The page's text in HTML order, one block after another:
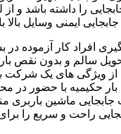
را داشته باشد و از
ایمنی وسایل بالا
افراد کار آزموده در
سالم و بدون نقص
از ویژگی های یک شرکت
حکیمیه با حضور در
ماشین باربری
راحت و سریع را